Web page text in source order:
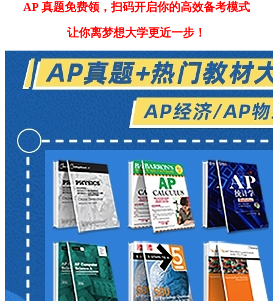
AP 真题免费领，扫码开启你的高效备考模式
让你离梦想大学更近一步！